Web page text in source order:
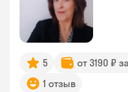
5 от 3190 ₽
1 отзыв